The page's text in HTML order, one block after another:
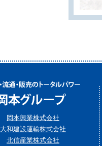
岡本興業株式会社
大和建設運輸株式会社
北信産業株式会社